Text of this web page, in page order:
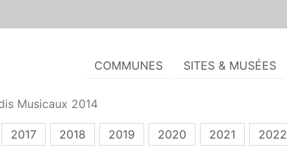
COMMUNES SITES & MUSÉES
Musicaux 2014
2017 2018 2019 2020 2021 2022